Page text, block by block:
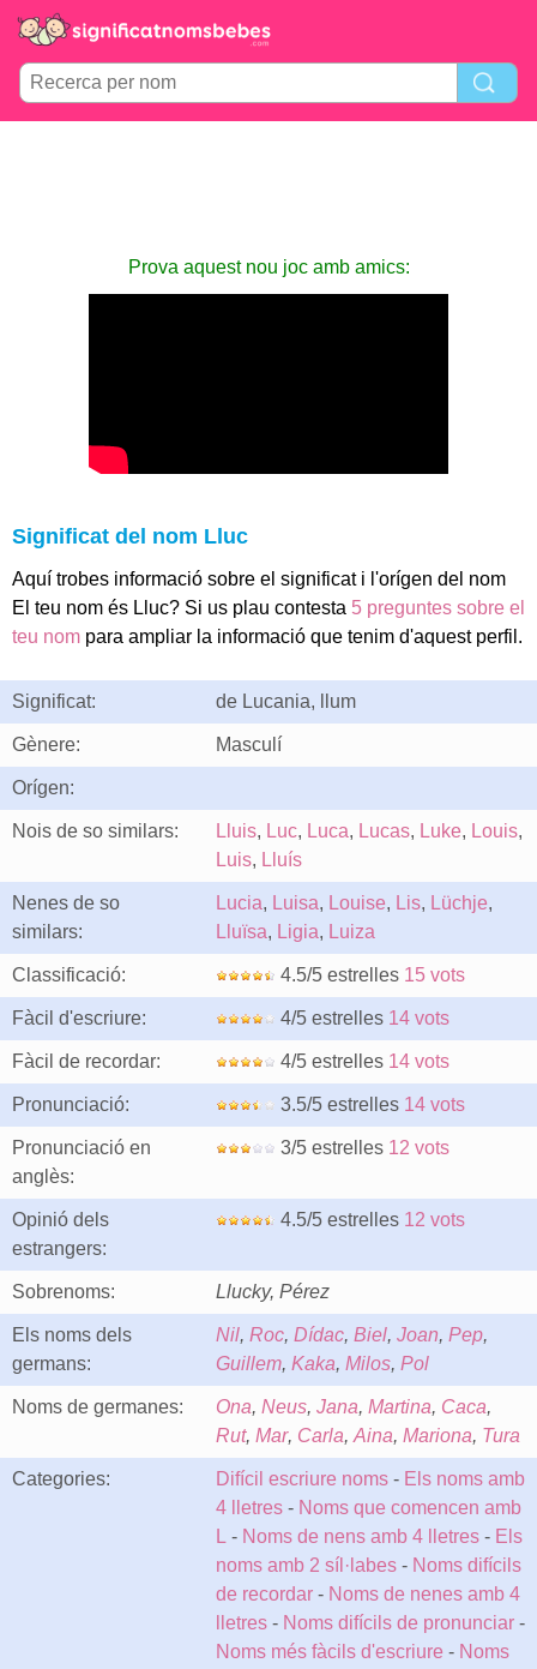
Prova aquest nou joc amb amics:
Significat del nom Lluc
Aquí trobes informació sobre el significat i l'orígen del nom
El teu nom és Lluc? Si us plau contesta 5 preguntes sobre el
teu nom para ampliar la informació que tenim d'aquest perfil.
Significat: de Lucania, llum
Gènere: Masculí
Orígen:
Nois de so similars: Lluis, Luc, Luca, Lucas, Luke, Louis,
Luis, Lluís
Nenes de so
similars:
Lucia, Luisa, Louise, Lis, Lüchje,
Lluïsa, Ligia, Luiza
Classificació: 4.5/5 estrelles 15 vots
Fàcil d'escriure: 4/5 estrelles 14 vots
Fàcil de recordar: 4/5 estrelles 14 vots
Pronunciació: 3.5/5 estrelles 14 vots
Pronunciació en
anglès:
3/5 estrelles 12 vots
Opinió dels
estrangers:
4.5/5 estrelles 12 vots
Sobrenoms: Llucky, Pérez
Els noms dels
germans:
Nil, Roc, Dídac, Biel, Joan, Pep,
Guillem, Kaka, Milos, Pol
Noms de germanes: Ona, Neus, Jana, Martina, Caca,
Rut, Mar, Carla, Aina, Mariona, Tura
Categories: Difícil escriure noms - Els noms amb
4 lletres - Noms que comencen amb
L - Noms de nens amb 4 lletres - Els
noms amb 2 síl·labes - Noms difícils
de recordar - Noms de nenes amb 4
lletres - Noms difícils de pronunciar -
Noms més fàcils d'escriure - Noms